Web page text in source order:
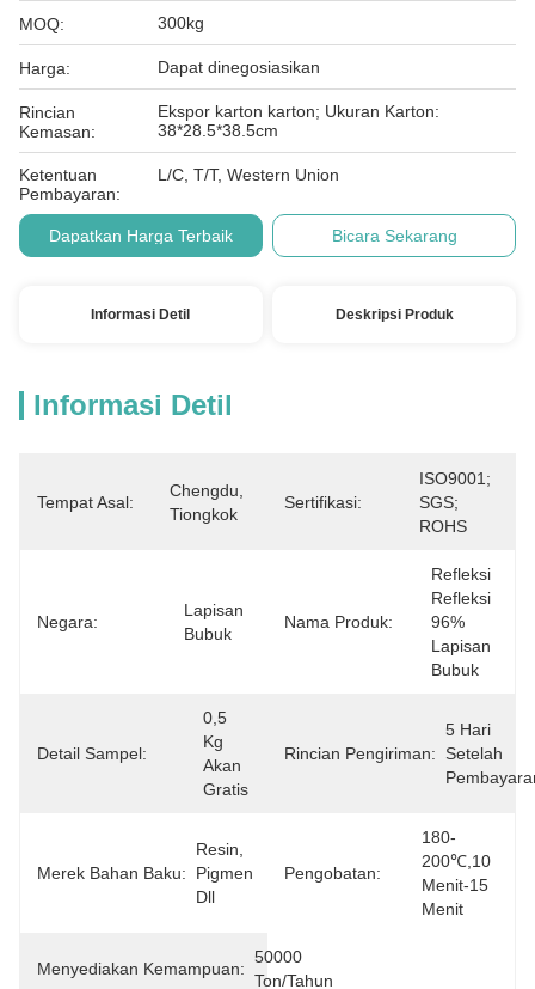
MOQ: 300kg
Harga: Dapat dinegosiasikan
Rincian
Kemasan:
Ekspor karton karton; Ukuran Karton:
38*28.5*38.5cm
Ketentuan
Pembayaran:
L/C, T/T, Western Union
Dapatkan Harga Terbaik Bicara Sekarang
Informasi Detil Deskripsi Produk
Informasi Detil
Tempat Asal:
Chengdu,
Tiongkok
Sertifikasi:
ISO9001;
SGS;
ROHS
Negara:
Lapisan
Bubuk
Nama Produk:
Refleksi
Refleksi
96%
Lapisan
Bubuk
Detail Sampel:
0,5
Kg
Akan
Gratis
Rincian Pengiriman:
5 Hari
Setelah
Merek Bahan Baku:
Resin,
Pigmen
Dll
Pengobatan:
180-
200℃,10
Menit-15
Menit
Menyediakan Kemampuan:
50000
Ton/tahun